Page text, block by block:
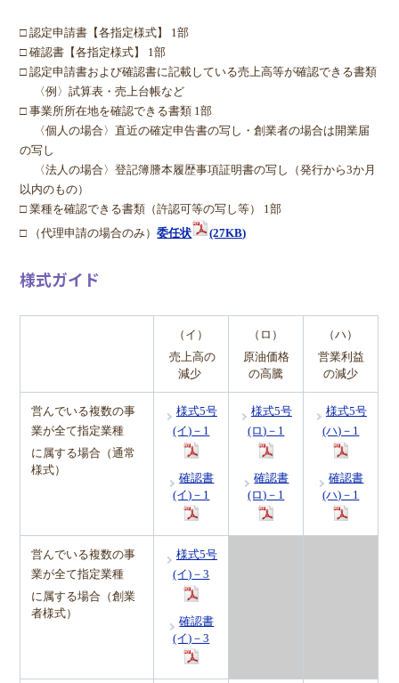
□ 認定申請書【各指定様式】 1部
□ 確認書【各指定様式】 1部
□ 認定申請書および確認書に記載している売上高等が確認できる書類
〈例〉試算表・売上台帳など
□ 事業所所在地を確認できる書類 1部
〈個人の場合〉直近の確定申告書の写し・創業者の場合は開業届
の写し
〈法人の場合〉登記簿謄本履歴事項証明書の写し（発行から3か月
以内のもの）
□ 業種を確認できる書類（許認可等の写し等） 1部
□ （代理申請の場合のみ）委任状 (27KB)
様式ガイド
（イ）
売上高の
減少
（ロ）
原油価格
の高騰
（ハ）
営業利益
の減少
営んでいる複数の事
業が全て指定業種
に属する場合（通常
様式）
様式5号
(イ)－1
確認書
(イ)－1
様式5号
(ロ)－1
確認書
(ロ)－1
様式5号
(ハ)－1
確認書
(ハ)－1
営んでいる複数の事
業が全て指定業種
に属する場合（創業
者様式）
様式5号
(イ)－3
確認書
(イ)－3